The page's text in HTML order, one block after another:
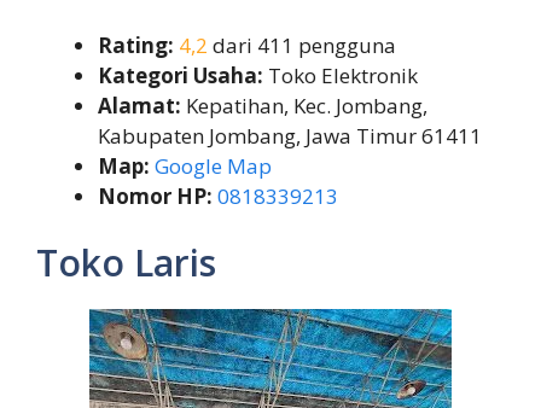
Rating: 4,2 dari 411 pengguna
Kategori Usaha: Toko Elektronik
Alamat: Kepatihan, Kec. Jombang,
Kabupaten Jombang, Jawa Timur 61411
Map: Google Map
Nomor HP: 0818339213
Toko Laris